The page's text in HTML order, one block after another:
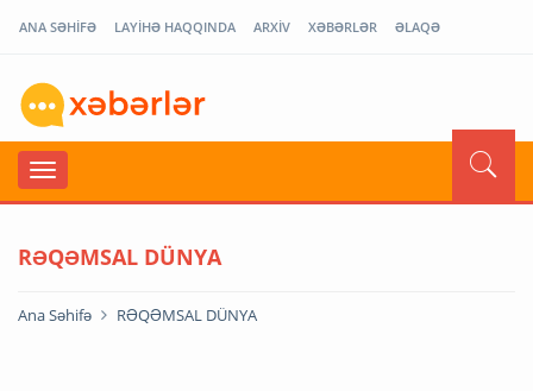
ANA SƏHİFƏ LAYİHƏ HAQQINDA ARXİV XƏBƏRLƏR ƏLAQƏ
RƏQƏMSAL DÜNYA
Ana Səhifə RƏQƏMSAL DÜNYA